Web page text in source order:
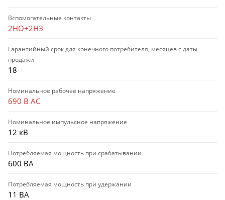
Вспомогательные контакты
2НО+2НЗ
Гарантийный срок для конечного потребителя, месяцев с даты
продажи
18
Номинальное рабочее напряжение
690 В AC
Номинальное импульсное напряжение
12 кВ
Потребляемая мощность при срабатывании
600 ВА
Потребляемая мощность при удержании
11 ВА